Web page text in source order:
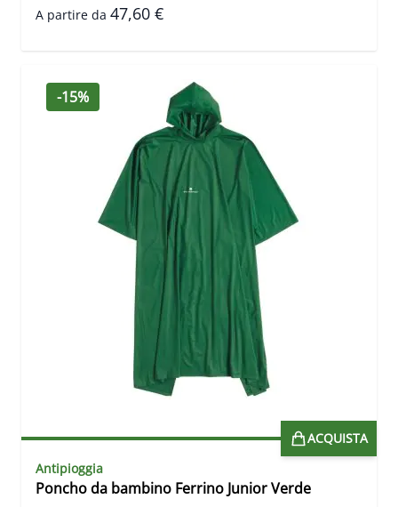
A partire da 47,60 €
-15%
ACQUISTA
Antipioggia
Poncho da bambino Ferrino Junior Verde